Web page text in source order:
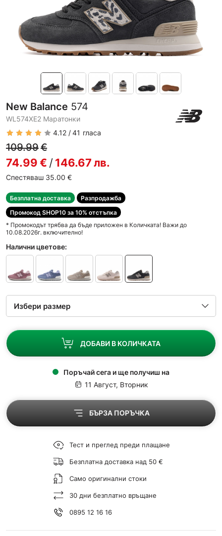
New Balance 574
WL574XE2 Маратонки
4.12
41 гласа
109.99€
74.99€ /146.67лв.
Спестяваш 35.00 €
Безплатна доставка
Разпродажба
Промокод SHOP10 за 10% отстъпка
* Промокодът трябва да бъде приложен в Количката! Важи до
10.08.2026г. включително!
Налични цветове:
ДОБАВИ В КОЛИЧКАТА
Поръчай сега и ще получиш на
11 Август, Вторник
БЪРЗА ПОРЪЧКА
Тест и преглед преди плащане
Безплатна доставка над 50 €
Само оригинални стоки
30 дни безплатно връщане
0895 12 16 16